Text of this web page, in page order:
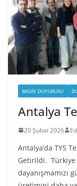
BASIN DUYURUSU
Antalya
20 Şubat 2026
Antalya’da TYS
Getirildi. Türkiye
dayanışmamızı